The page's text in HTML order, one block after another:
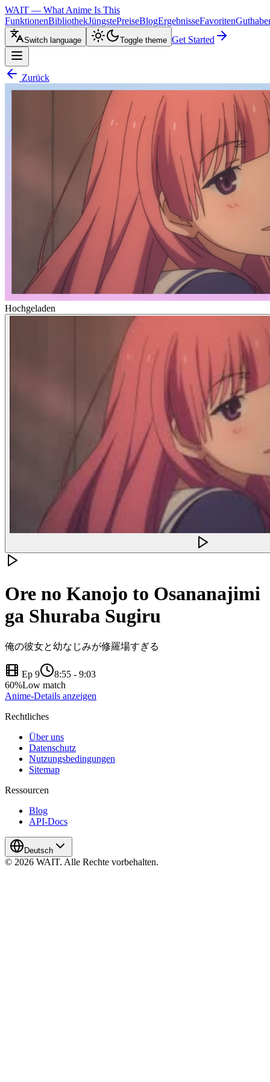
WAIT — What Anime Is This
FunktionenBibliothekJüngstePreiseBlogErgebnisseFavoriten
Switch language Toggle theme Get Started
Zurück
Hochgeladen
Ore no Kanojo to Osananajimi
ga Shuraba Sugiru
俺の彼女と幼なじみが修羅場すぎる
Ep 9 8:55 - 9:03
60%Low match
Anime-Details anzeigen
Rechtliches
Über uns
Datenschutz
Nutzungsbedingungen
Sitemap
Ressourcen
Blog
API-Docs
Deutsch
© 2026 WAIT. Alle Rechte vorbehalten.